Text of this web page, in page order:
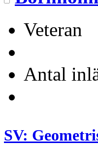
Veteran
Antal
SV: